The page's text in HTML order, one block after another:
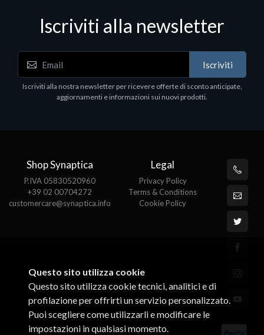
Iscriviti alla newsletter
Iscriviti
Iscriviti alla nostra newsletter per ricevere offerte di sconto anticipate,
aggiornamenti e informazioni sui nuovi prodotti.
Shop Synaptica
P.IVA 05830520960
+39 02 00704272
customercare@synaptica.info
Legal
Privacy Policy
Terms & Conditions
Cookie Policy
Questo sito utilizza cookie
Questo sito utilizza cookie tecnici, analitici e di
profilazione per offrirti un servizio personalizzato.
Puoi scegliere come utilizzarli e modificare le
impostazioni in qualsiasi momento.